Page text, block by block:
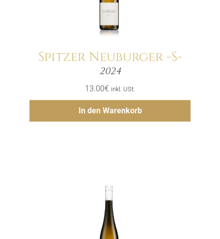
Spitzer Neuburger -S-
2024
13.00€ inkl. USt.
In den Warenkorb
Menge
Hinzufügen